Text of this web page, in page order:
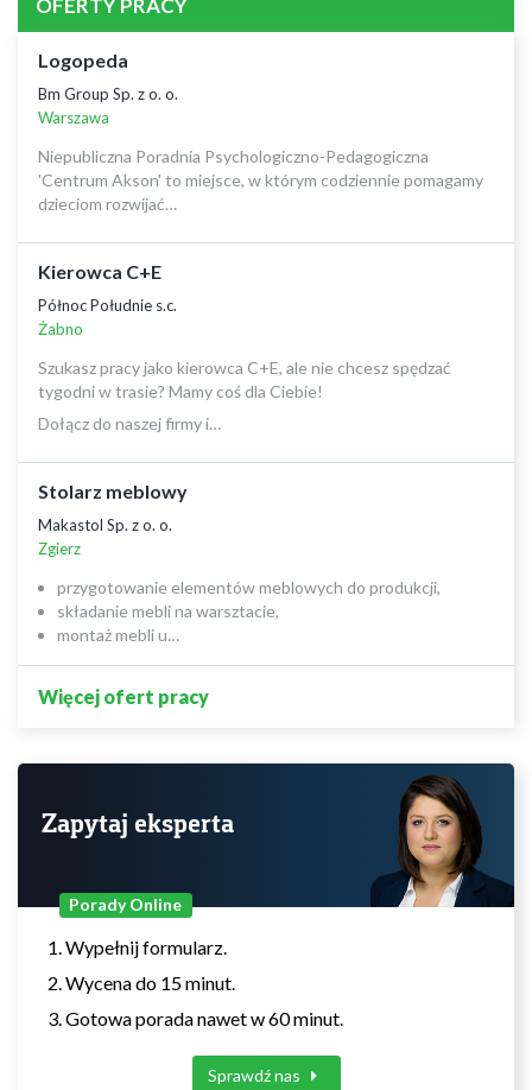
OFERTY PRACY
Logopeda
Bm Group Sp. z o. o.
Warszawa
Niepubliczna Poradnia Psychologiczno-Pedagogiczna
'Centrum Akson' to miejsce, w którym codziennie pomagamy
dzieciom rozwijać…
Kierowca C+E
Północ Południe s.c.
Żabno
Szukasz pracy jako kierowca C+E, ale nie chcesz spędzać
tygodni w trasie? Mamy coś dla Ciebie!
Dołącz do naszej firmy i…
Stolarz meblowy
Makastol Sp. z o. o.
Zgierz
przygotowanie elementów meblowych do produkcji,
składanie mebli na warsztacie,
montaż mebli u…
Więcej ofert pracy
Zapytaj eksperta
Porady Online
Wypełnij formularz.
Wycena do 15 minut.
Gotowa porada nawet w 60 minut.
Sprawdź nas